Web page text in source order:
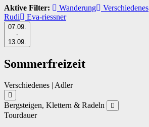
Aktive Filter:
Wanderung Verschiedenes
Rudi
Eva-riessner
07.09.
-
13.09.
Sommerfreizeit
Verschiedenes | Adler
Bergsteigen, Klettern & Radeln
Tourdauer